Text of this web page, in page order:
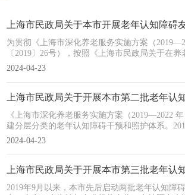
为贯彻《上海市深化养老服务实施方案（
〔2019〕26号），按照《上海市民政局关于在
知障碍照护服务工作的通知》（沪民养老发〔
2024-04-23
《上海市深化养老服务实施方案（2019—2022
建分层分类的老年认知障碍干预和照护体系。
市启动首批认知障碍友好社区建设试点，一年来
育、风险测评、早期干预、家庭支持、资源链接
取得了较好成效。市民政局决定继续开展试点工
2024-04-23
2019年9月以来，本市先后启动两批老年认知障